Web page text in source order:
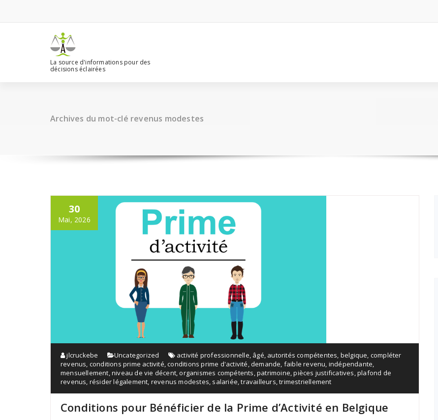
contenu
La source d'informations pour des
décisions éclairées
Archives du mot-clé revenus modestes
30
Mai, 2026
jlcruckebe Uncategorized activité professionnelle, âgé, autorités compétentes, belgique, compléter
revenus, conditions prime activité,conditions prime d'activité,demande, faible revenu, indépendante,
mensuellement,niveau de vie décent,organismes compétents,patrimoine,pièces justificatives,plafond de
revenus, résider légalement, revenus modestes, salariée,travailleurs,trimestriellement
Conditions pour Bénéficier de la Prime d’Activité en Belgique